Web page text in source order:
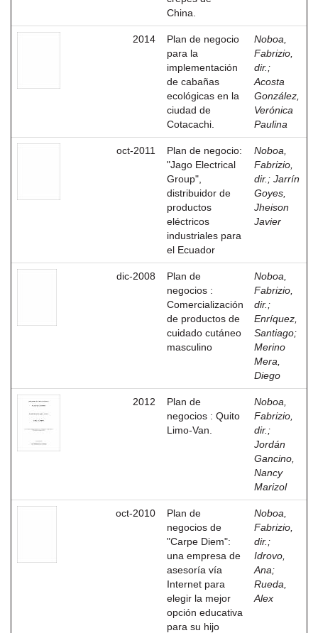
China.
2014
Plan de negocio
para la
implementación
de cabañas
ecológicas en la
ciudad de
Cotacachi.
Noboa,
Fabrizio,
dir. ;
Acosta
González,
Verónica
Paulina
oct-2011
Plan de negocio:
"Jago Electrical
Group",
distribuidor de
productos
eléctricos
industriales para
el Ecuador
Noboa,
Fabrizio,
dir. ; Jarrín
Goyes,
Jheison
Javier
dic-2008
Plan de
negocios :
Comercialización
de productos de
cuidado cutáneo
masculino
Noboa,
Fabrizio,
dir. ;
Enríquez,
Santiago;
Merino
Mera,
Diego
2012
Plan de
negocios : Quito
Limo-Van.
Noboa,
Fabrizio,
dir. ;
Jordán
Gancino,
Nancy
Marizol
oct-2010
Plan de
negocios de
"Carpe Diem":
una empresa de
asesoría vía
Internet para
elegir la mejor
opción educativa
para su hijo
Noboa,
Fabrizio,
dir. ;
Idrovo,
Ana;
Rueda,
Alex